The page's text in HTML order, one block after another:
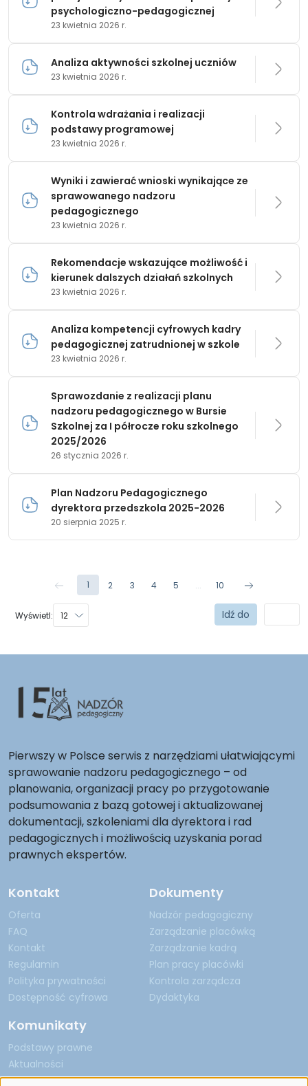
psychologiczno-pedagogicznej
23 kwietnia 2026 r.
Analiza aktywności szkolnej uczniów
23 kwietnia 2026 r.
Kontrola wdrażania i realizacji
podstawy programowej
23 kwietnia 2026 r.
Wyniki i zawierać wnioski wynikające ze
sprawowanego nadzoru
pedagogicznego
23 kwietnia 2026 r.
Rekomendacje wskazujące możliwość i
kierunek dalszych działań szkolnych
23 kwietnia 2026 r.
Analiza kompetencji cyfrowych kadry
pedagogicznej zatrudnionej w szkole
23 kwietnia 2026 r.
Sprawozdanie z realizacji planu
nadzoru pedagogicznego w Bursie
Szkolnej za I półrocze roku szkolnego
2025/2026
26 stycznia 2026 r.
Plan Nadzoru Pedagogicznego
dyrektora przedszkola 2025-2026
20 sierpnia 2025 r.
1 2 3 4 5 ... 10
Wyświetl:
Pierwszy w Polsce serwis z narzędziami ułatwiającymi
sprawowanie nadzoru pedagogicznego – od
planowania, organizacji pracy po przygotowanie
podsumowania z bazą gotowej i aktualizowanej
dokumentacji, szkoleniami dla dyrektora i rad
pedagogicznych i możliwością uzyskania porad
prawnych ekspertów.
Kontakt
Oferta
FAQ
Kontakt
Regulamin
Polityka prywatności
Dostępność cyfrowa
Dokumenty
Nadzór pedagogiczny
Zarządzanie placówką
Zarządzanie kadrą
Plan pracy placówki
Kontrola zarządcza
Dydaktyka
Komunikaty
Podstawy prawne
Aktualności